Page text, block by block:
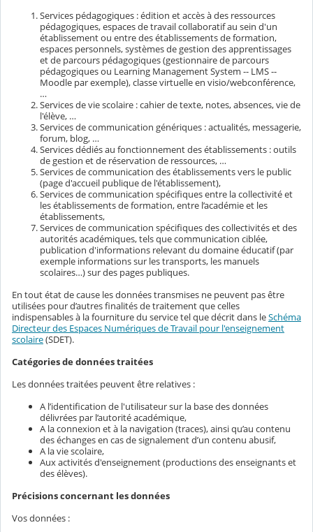
Services pédagogiques : édition et accès à des ressources
pédagogiques, espaces de travail collaboratif au sein d'un
établissement ou entre des établissements de formation,
espaces personnels, systèmes de gestion des apprentissages
et de parcours pédagogiques (gestionnaire de parcours
pédagogiques ou Learning Management System -- LMS --
Moodle par exemple), classe virtuelle en visio/webconférence,
…
Services de vie scolaire : cahier de texte, notes, absences, vie de
l'élève, …
Services de communication génériques : actualités, messagerie,
forum, blog, …
Services dédiés au fonctionnement des établissements : outils
de gestion et de réservation de ressources, …
Services de communication des établissements vers le public
(page d'accueil publique de l'établissement),
Services de communication spécifiques entre la collectivité et
les établissements de formation, entre l’académie et les
établissements,
Services de communication spécifiques des collectivités et des
autorités académiques, tels que communication ciblée,
publication d'informations relevant du domaine éducatif (par
exemple informations sur les transports, les manuels
scolaires…) sur des pages publiques.
En tout état de cause les données transmises ne peuvent pas être
utilisées pour d’autres finalités de traitement que celles
indispensables à la fourniture du service tel que décrit dans leSchéma
Directeur des Espaces Numériques de Travail pour l'enseignement
scolaire(SDET).
Catégories de données traitées
Les données traitées peuvent être relatives :
A l’identification de l'utilisateur sur la base des données
délivrées par l’autorité académique,
A la connexion et à la navigation (traces), ainsi qu’au contenu
des échanges en cas de signalement d’un contenu abusif,
A la vie scolaire,
Aux activités d'enseignement (productions des enseignants et
des élèves).
Précisions concernant les données
Vos données :